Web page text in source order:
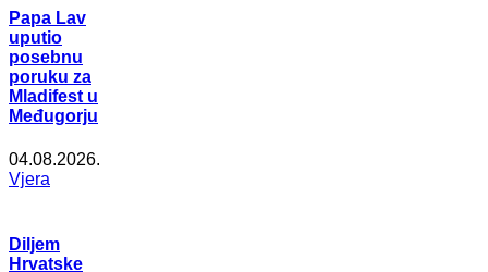
Papa Lav
uputio
posebnu
poruku za
Mladifest u
Međugorju
04.08.2026.
Vjera
Diljem
Hrvatske